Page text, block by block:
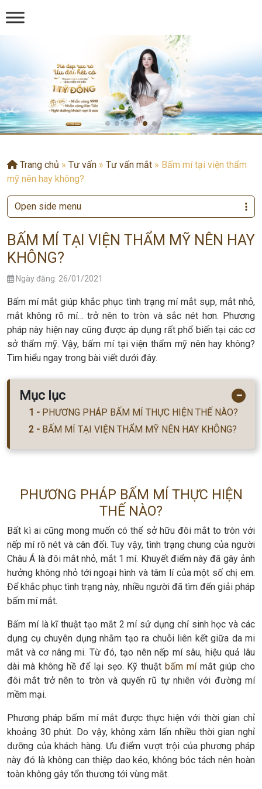
Trang chủ » Tư vấn » Tư vấn mắt » Bấm mí tại viện thẩm
mỹ nên hay không?
BẤM MÍ TẠI VIỆN THẨM MỸ NÊN HAY
KHÔNG?
Ngày đăng: 26/01/2021
Bấm mí mắt giúp khắc phục tình trạng mí mắt sụp, mắt nhỏ,
mắt không rõ mí… trở nên to tròn và sắc nét hơn. Phương
pháp này hiện nay cũng được áp dụng rất phổ biến tại các cơ
sở thẩm mỹ. Vậy, bấm mí tại viện thẩm mỹ nên hay không?
Tìm hiểu ngay trong bài viết dưới đây.
Mục lục −
PHƯƠNG PHÁP BẤM MÍ THỰC HIỆN THẾ NÀO?
BẤM MÍ TẠI VIỆN THẨM MỸ NÊN HAY KHÔNG?
PHƯƠNG PHÁP BẤM MÍ THỰC HIỆN
THẾ NÀO?
Bất kì ai cũng mong muốn có thể sở hữu đôi mắt to tròn với
nếp mí rõ nét và cân đối. Tuy vậy, tình trạng chung của người
Châu Á là đôi mắt nhỏ, mắt 1 mí. Khuyết điểm này đã gây ảnh
hưởng không nhỏ tới ngoại hình và tâm lí của một số chị em.
Để khắc phục tình trạng này, nhiều người đã tìm đến giải pháp
bấm mí mắt.
Bấm mí là kĩ thuật tạo mắt 2 mí sử dụng chỉ sinh học và các
dụng cụ chuyên dụng nhằm tạo ra chuỗi liên kết giữa da mi
mắt và cơ nâng mi. Từ đó, tạo nên nếp mí sâu, hiệu quả lâu
dài mà không hề để lại sẹo. Kỹ thuậtbấm mímắt giúp cho
đôi mắt trở nên to tròn và quyến rũ tự nhiên với đường mí
mềm mại.
Phương pháp bấm mí mắt được thực hiện với thời gian chỉ
khoảng 30 phút. Do vậy, không xâm lấn nhiều thời gian nghỉ
dưỡng của khách hàng. Ưu điểm vượt trội của phương pháp
này đó là không can thiệp dao kéo, không bóc tách nên hoàn
toàn không gây tổn thương tới vùng mắt.
Open side menu